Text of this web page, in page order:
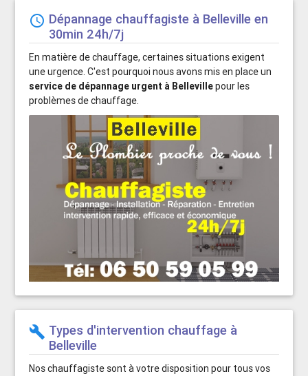
schedule Dépannage chauffagiste à Belleville en
30min 24h/7j
En matière de chauffage, certaines situations exigent
une urgence. C'est pourquoi nous avons mis en place un
service de dépannage urgent à Bellevillepour les
problèmes de chauffage.
build Types d'intervention chauffage à
Belleville
Nos chauffagiste sont à votre disposition pour tous vos